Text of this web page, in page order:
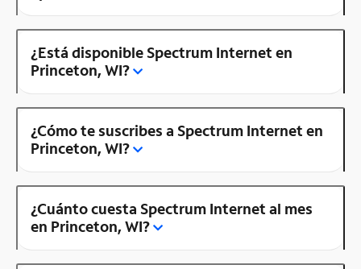
¿Está disponible Spectrum Internet en
Princeton, WI?
¿Cómo te suscribes a Spectrum Internet en
Princeton, WI?
¿Cuánto cuesta Spectrum Internet al mes
en Princeton, WI?